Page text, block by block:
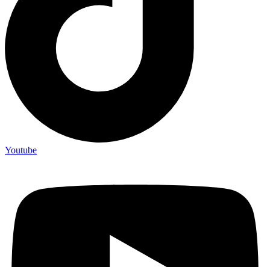
Youtube